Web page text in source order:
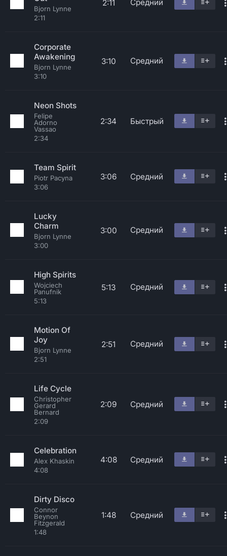
Bjorn Lynne
2:11
2:11 Средний
Corporate
Awakening
Bjorn Lynne
3:10
3:10 Средний
Neon Shots
Felipe
Adorno
Vassao
2:34
2:34 Быстрый
Team Spirit
Piotr Pacyna
3:06
3:06 Средний
Lucky
Charm
Bjorn Lynne
3:00
3:00 Средний
High Spirits
Wojciech
Panufnik
5:13
5:13 Средний
Motion Of
Joy
Bjorn Lynne
2:51
2:51 Средний
Life Cycle
Christopher
Gerard
Bernard
2:09
2:09 Средний
Celebration
Alex Khaskin
4:08
4:08 Средний
Dirty Disco
Connor
Beynon
Fitzgerald
1:48
1:48 Средний